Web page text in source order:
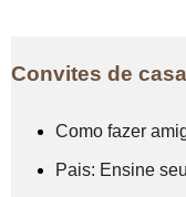
Convites de
Como fazer
Pais: Ensine